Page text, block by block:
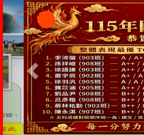
「本色祭